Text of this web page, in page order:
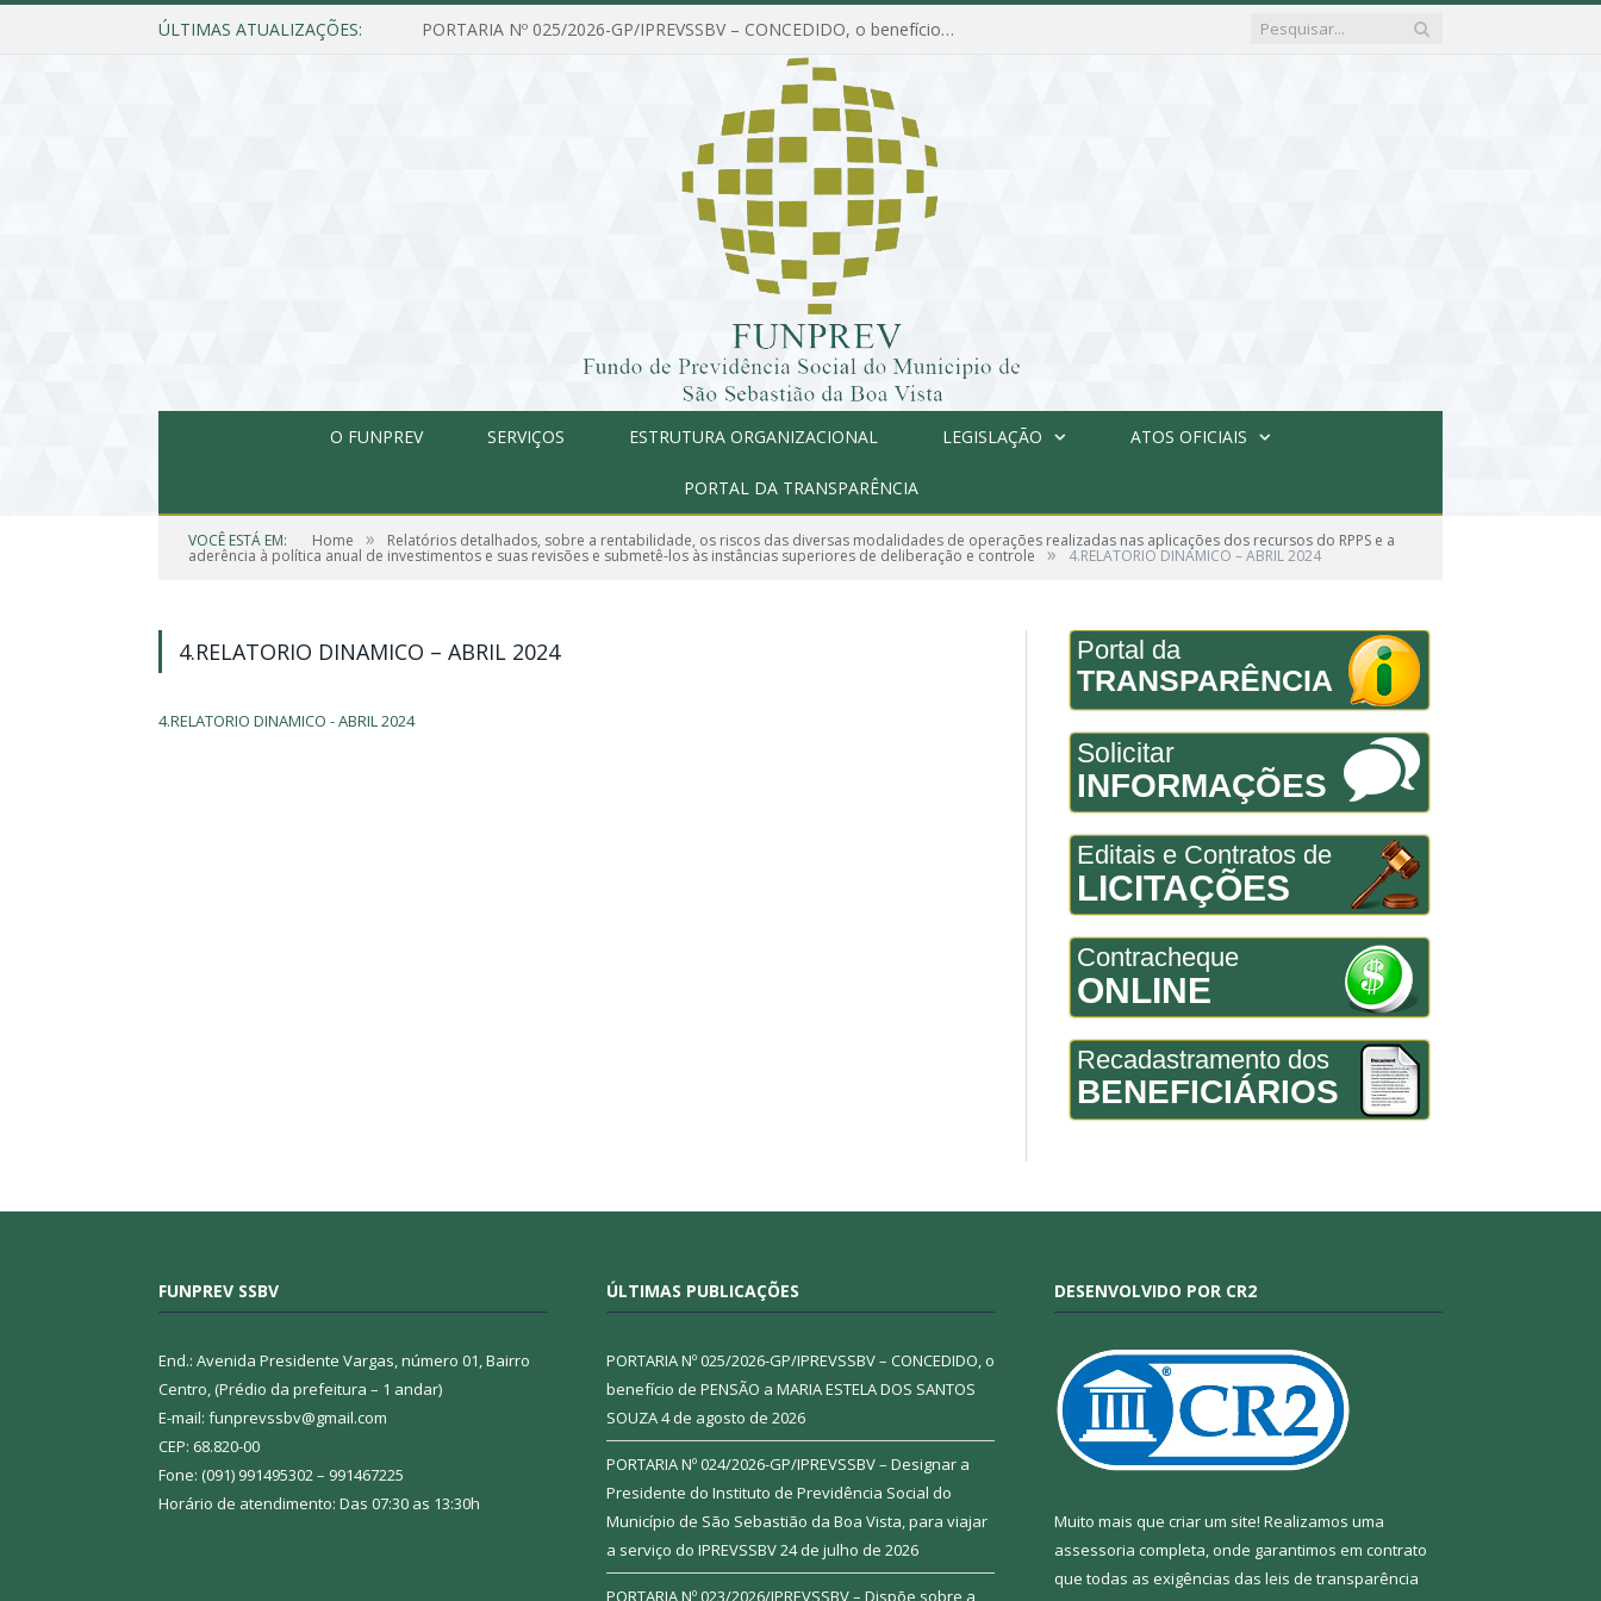
ÚLTIMAS ATUALIZAÇÕES: PORTARIA Nº 025/2026-GP/IPREVSSBV – CONCEDIDO, o benefício de PENSÃO a MARIA ESTELA DOS SANTOS SOUZA
O FUNPREV SERVIÇOS ESTRUTURA ORGANIZACIONAL LEGISLAÇÃO ATOS OFICIAIS
PORTAL DA TRANSPARÊNCIA
VOCÊ ESTÁ EM: Home » Relatórios detalhados, sobre a rentabilidade, os riscos das diversas modalidades de operações realizadas nas aplicações dos recursos do RPPS e a
aderência à política anual de investimentos e suas revisões e submetê-los às instâncias superiores de deliberação e controle » 4.RELATORIO DINAMICO – ABRIL 2024
4.RELATORIO DINAMICO – ABRIL 2024
4.RELATORIO DINAMICO - ABRIL 2024
Portal da
TRANSPARÊNCIA
Solicitar
INFORMAÇÕES
Editais e Contratos de
LICITAÇÕES
Contracheque
ONLINE
Recadastramento dos
BENEFICIÁRIOS
FUNPREV SSBV
End.: Avenida Presidente Vargas, número 01, Bairro
Centro, (Prédio da prefeitura – 1 andar)
E-mail: funprevssbv@gmail.com
CEP: 68.820-00
Fone: (091) 991495302 – 991467225
Horário de atendimento: Das 07:30 as 13:30h
ÚLTIMAS PUBLICAÇÕES
PORTARIA Nº 025/2026-GP/IPREVSSBV – CONCEDIDO, o
benefício de PENSÃO a MARIA ESTELA DOS SANTOS
SOUZA4 de agosto de 2026
PORTARIA Nº 024/2026-GP/IPREVSSBV – Designar a
Presidente do Instituto de Previdência Social do
Município de São Sebastião da Boa Vista, para viajar
a serviço do IPREVSSBV24 de julho de 2026
PORTARIA Nº 023/2026/IPREVSSBV – Dispõe sobre a
DESENVOLVIDO POR CR2
Muito mais que criar um site! Realizamos uma
assessoria completa, onde garantimos em contrato
que todas as exigências das leis de transparência